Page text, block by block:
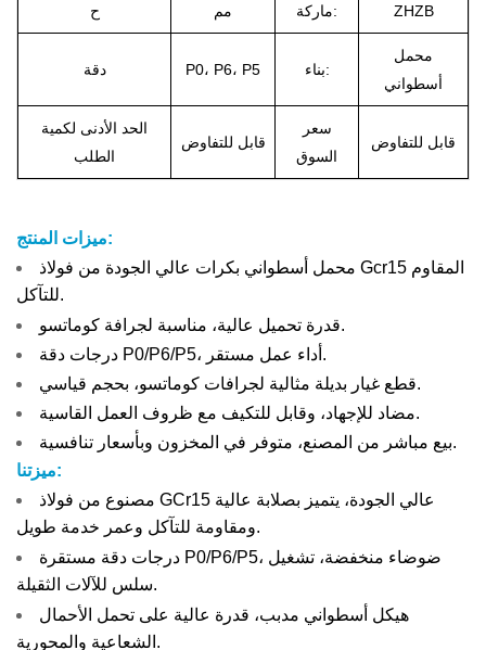
ح مم ماركة: ZHZB
دقة P0، P6، P5 بناء:
محمل
أسطواني
الحد الأدنى لكمية
الطلب
قابل للتفاوض
سعر
السوق
قابل للتفاوض
ميزات المنتج:
محمل أسطواني بكرات عالي الجودة من فولاذ Gcr15 المقاوم
للتآكل.
قدرة تحميل عالية، مناسبة لجرافة كوماتسو.
درجات دقة P0/P6/P5، أداء عمل مستقر.
قطع غيار بديلة مثالية لجرافات كوماتسو، بحجم قياسي.
مضاد للإجهاد، وقابل للتكيف مع ظروف العمل القاسية.
بيع مباشر من المصنع، متوفر في المخزون وبأسعار تنافسية.
ميزتنا:
مصنوع من فولاذ GCr15 عالي الجودة، يتميز بصلابة عالية
ومقاومة للتآكل وعمر خدمة طويل.
درجات دقة مستقرة P0/P6/P5، ضوضاء منخفضة، تشغيل
سلس للآلات الثقيلة.
هيكل أسطواني مدبب، قدرة عالية على تحمل الأحمال
الشعاعية والمحورية.